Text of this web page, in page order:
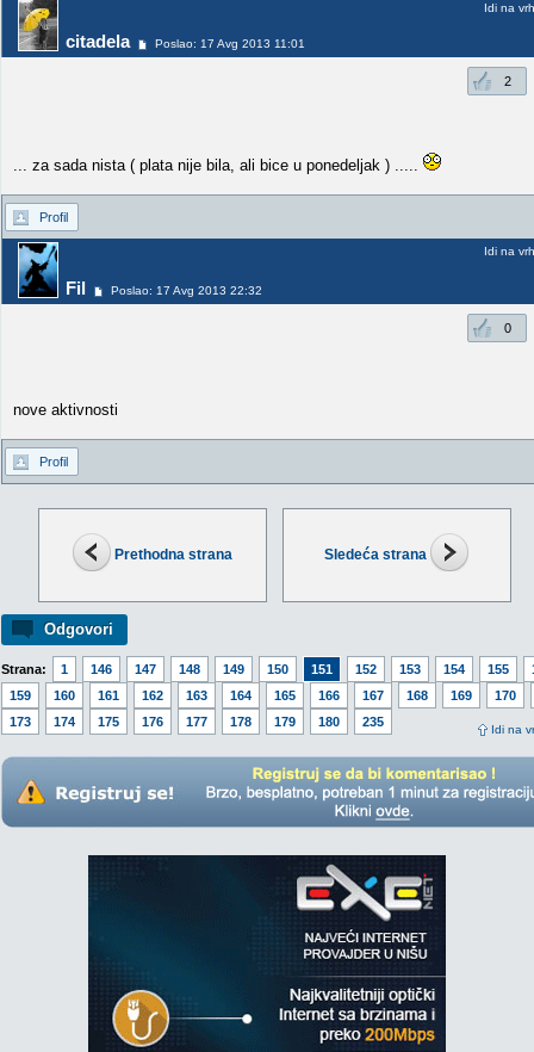
Prethodna strana Sledeća strana
Odgovori
Strana: 1 146 147 148 149 150 151 152 153 154 155
159
160 161 162 163 164 165 166 167 168 169
170
173
174 175 176 177 178 179 180 235
Idi na
citadela Poslao: 17 Avg 2013 11:01
Idi na vrh
2
... za sada nista ( plata nije bila, ali bice u ponedeljak ) .....
Profil
Fil Poslao: 17 Avg 2013 22:32
Idi na vrh
0
nove aktivnosti
Profil